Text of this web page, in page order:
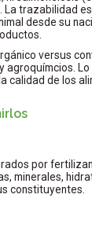
La trazabilidad
desde su
versus
agroquímcios.
calidad de los
por
minerales,
constituyentes.